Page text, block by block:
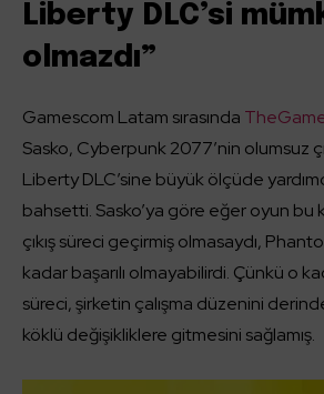
Liberty DLC’si
olmazdı”
Gamescom Latam sırasında
Sasko, Cyberpunk 2077’nin olumsuz
Liberty DLC’sine büyük ölçüde
bahsetti. Sasko’ya göre eğer oyun bu
çıkış süreci geçirmiş olmasaydı,
kadar başarılı olmayabilirdi. Çünkü o
süreci, şirketin çalışma düzenini
köklü değişikliklere gitmesini sağlamış.